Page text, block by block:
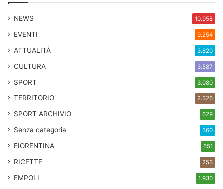
NEWS 10.958
EVENTI 9.254
ATTUALITÀ 3.820
CULTURA 3.587
SPORT 3.080
TERRITORIO 2.326
SPORT ARCHIVIO 629
Senza categoria 360
FIORENTINA 651
RICETTE 253
EMPOLI 1.930